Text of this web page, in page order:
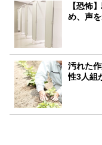
【恐怖
め、声
汚れた
性3人組